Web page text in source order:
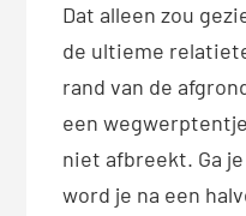
Dat alleen zou
de ultieme
rand van de
een
niet afbreekt. Ga
word je na een